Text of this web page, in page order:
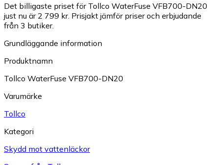
Det billigaste priset för Tollco WaterFuse VFB700-DN20
just nu är 2 799 kr. Prisjakt jämför priser och erbjudande
från 3 butiker.
Grundläggande information
Produktnamn
Tollco WaterFuse VFB700-DN20
Varumärke
Tollco
Kategori
Skydd mot vattenläckor